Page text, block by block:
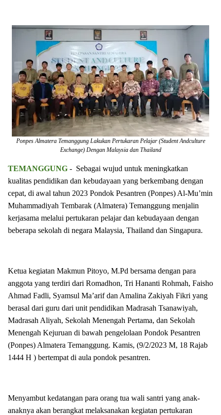
Ponpes Almatera Temanggung Lakukan Pertukaran Pelajar (Student Andculture
Exchange) Dengan Malaysia dan Thailand
TEMANGGUNG - Sebagai wujud untuk meningkatkan
kualitas pendidikan dan kebudayaan yang berkembang dengan
cepat, di awal tahun 2023 Pondok Pesantren (Ponpes) Al-Mu’min
Muhammadiyah Tembarak (Almatera) Temanggung menjalin
kerjasama melalui pertukaran pelajar dan kebudayaan dengan
beberapa sekolah di negara Malaysia, Thailand dan Singapura.
Ketua kegiatan Makmun Pitoyo, M.Pd bersama dengan para
anggota yang terdiri dari Romadhon, Tri Hananti Rohmah, Faisho
Ahmad Fadli, Syamsul Ma’arif dan Amalina Zakiyah Fikri yang
berasal dari guru dari unit pendidikan Madrasah Tsanawiyah,
Madrasah Aliyah, Sekolah Menengah Pertama, dan Sekolah
Menengah Kejuruan di bawah pengelolaan Pondok Pesantren
(Ponpes) Almatera Temanggung. Kamis, (9/2/2023 M, 18 Rajab
1444 H ) bertempat di aula pondok pesantren.
Menyambut kedatangan para orang tua wali santri yang anak-
anaknya akan berangkat melaksanakan kegiatan pertukaran